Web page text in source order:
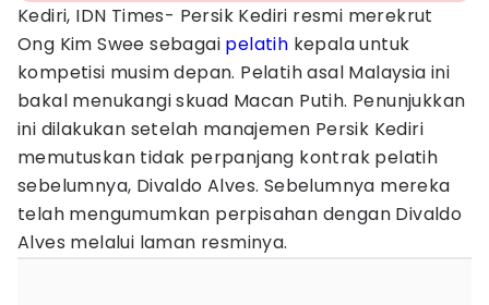
Kediri, IDN Times- Persik Kediri resmi merekrut
Ong Kim Swee sebagai pelatih kepala untuk
kompetisi musim depan. Pelatih asal Malaysia ini
bakal menukangi skuad Macan Putih. Penunjukkan
ini dilakukan setelah manajemen Persik Kediri
memutuskan tidak perpanjang kontrak pelatih
sebelumnya, Divaldo Alves. Sebelumnya mereka
telah mengumumkan perpisahan dengan Divaldo
Alves melalui laman resminya.